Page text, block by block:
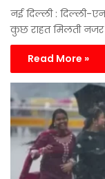
नई दिल्ली : दिल्ली-
कुछ राहत मिलती नजर
Read More »